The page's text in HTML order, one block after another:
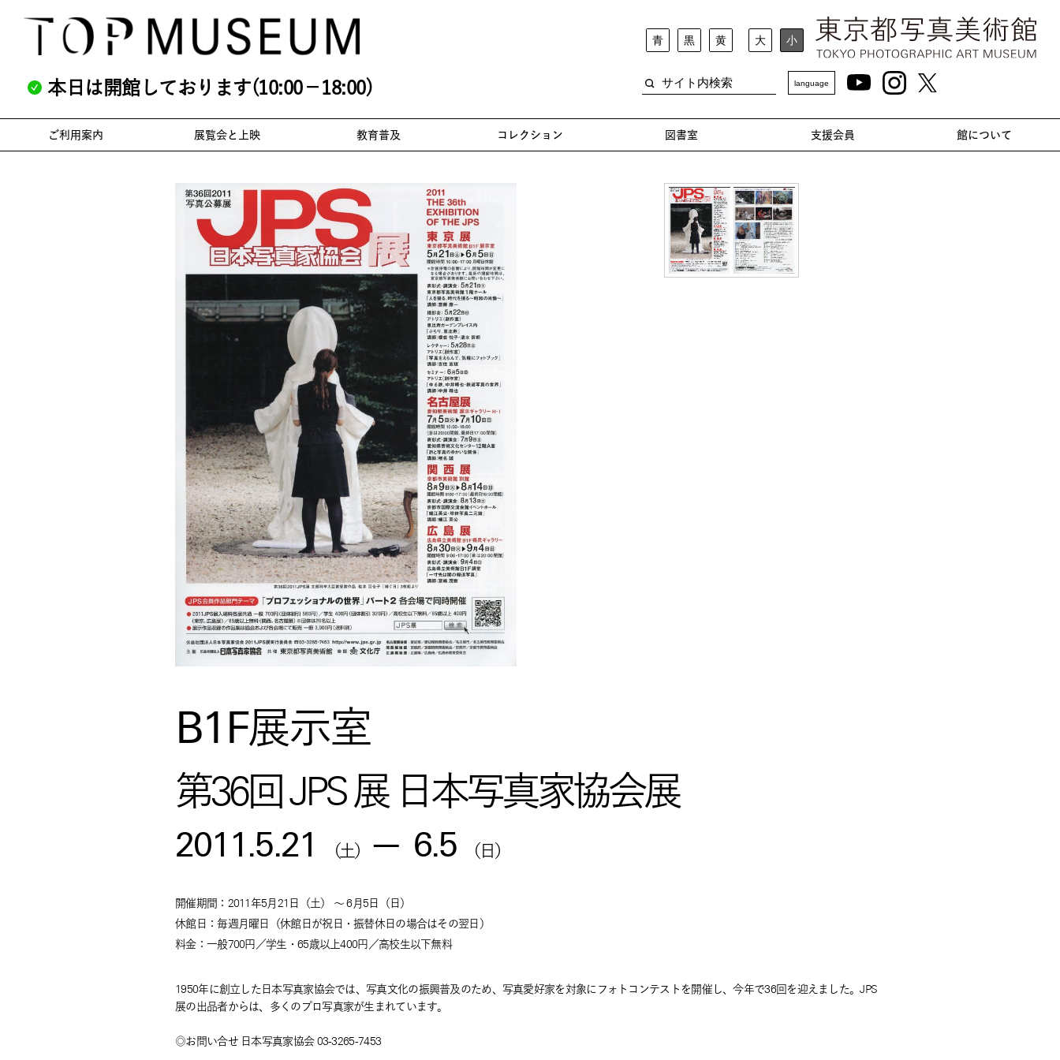
本日は開館しております(10:00－18:00)
青 黒 黄 大 小
language
ご利用案内 展覧会と上映 教育普及 コレクション 図書室 支援会員 館について
B1F展示室
第36回 JPS 展 日本写真家協会展
2011.5.21 （土） — 6.5 （日）
開催期間：2011年5月21日 （土） ～ 6月5日
（日）
休館日：毎週月曜日（休館日が祝日・振替休日の場合はその翌日）
料金：一般700円／学生・65歳以上400円／高校生以下無料
1950年に創立した日本写真家協会では、写真文化の振興普及のため、写真愛好家を対象にフォトコンテストを開催し、今年で36回を迎えました。JPS
展の出品者からは、多くのプロ写真家が生まれています。
◎お問い合せ 日本写真家協会 03-3265-7453